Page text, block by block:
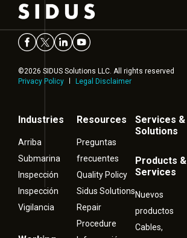
©2026 SIDUS Solutions LLC. All rights reserved
Privacy Policy
Legal Disclaimer
Industries
Arriba
Submarina
Inspección
Inspección
Vigilancia
Resources
Preguntas
frecuentes
Quality Policy
Sidus Solutions
Repair
Procedure
Services &
Solutions
Products &
Services
Nuevos
productos
Cables,